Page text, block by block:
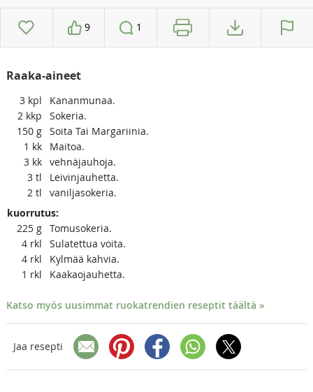
9 1
Raaka-aineet
3 kpl
Kananmunaa.
2 kkp
Sokeria.
150 g Soita Tai Margariinia.
1 kk
Maitoa.
3 kk vehnäjauhoja.
3 tl
Leivinjauhetta.
2 tl
vaniljasokeria.
kuorrutus:
225 g Tomusokeria.
4 rkl
Sulatettua voita.
4 rkl
Kylmää kahvia.
1 rkl Kaakaojauhetta.
Katso myös uusimmat ruokatrendien reseptit täältä »
Jaa resepti